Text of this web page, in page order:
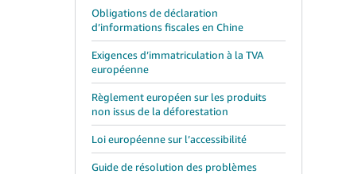
Obligations de déclaration
d’informations fiscales en Chine
Exigences d’immatriculation à la TVA
européenne
Règlement européen sur les produits
non issus de la déforestation
Loi européenne sur l’accessibilité
Guide de résolution des problèmes